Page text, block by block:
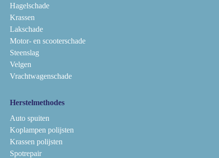
Hagelschade
Krassen
Lakschade
Motor- en scooterschade
Steenslag
Velgen
Vrachtwagenschade
Herstelmethodes
Auto spuiten
Koplampen polijsten
Krassen polijsten
Spotrepair